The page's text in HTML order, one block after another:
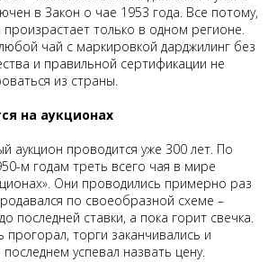
в Закон о чае 1953 года. Все потому,
произрастает только в одном регионе.
чай с маркировкой дарджилинг без
и правильной сертификации не
из страны.
на аукционах
аукцион проводится уже 300 лет. По
м годам треть всего чая в мире
Они проводились примерно раз
по своеобразной схеме –
последней ставки, а пока горит свечка.
прогорал, торги заканчивались и
успевал назвать цену.